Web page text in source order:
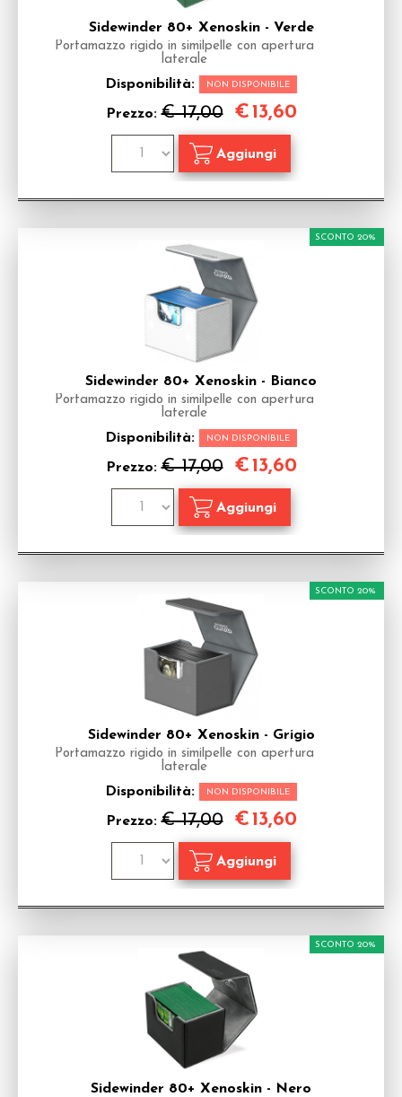
Sidewinder 80+ Xenoskin - Verde
Portamazzo rigido in similpelle con apertura
laterale
Disponibilità: NON DISPONIBILE
Prezzo:€ 17,00 €13,60
Sidewinder 80+ Xenoskin - Bianco
Portamazzo rigido in similpelle con apertura
laterale
Disponibilità: NON DISPONIBILE
Prezzo:€ 17,00
SCONTO 20%
€13,60
Sidewinder 80+ Xenoskin - Grigio
Portamazzo rigido in similpelle con apertura
laterale
Disponibilità: NON DISPONIBILE
Prezzo:€ 17,00
SCONTO 20%
€13,60
Sidewinder 80+ Xenoskin - Nero
SCONTO 20%